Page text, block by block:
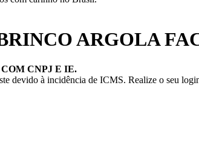
ARGOLA
CNPJ E IE.
devido à incidência de ICMS. Realize o seu